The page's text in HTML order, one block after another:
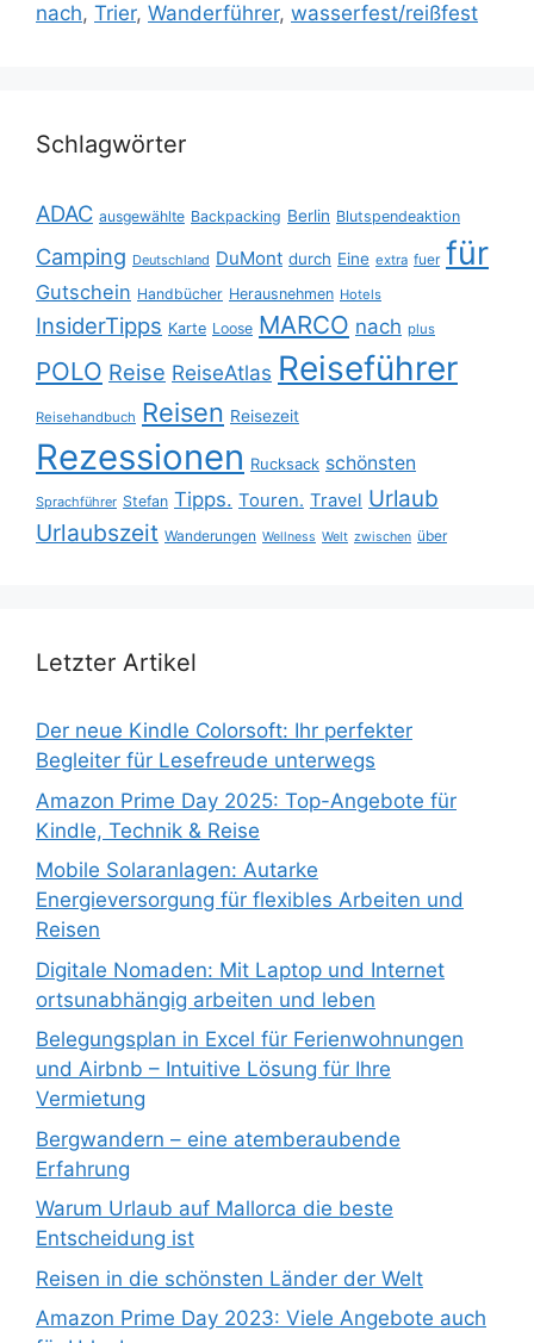
nach, Trier, Wanderführer, wasserfest/reißfest
Schlagwörter
ADAC ausgewählte Backpacking Berlin Blutspendeaktion
Camping Deutschland DuMont durch Eine extra fuer für
Gutschein Handbücher Herausnehmen Hotels
InsiderTipps Karte Loose MARCO nach plus
POLO Reise ReiseAtlas Reiseführer
Reisehandbuch Reisen Reisezeit
Rezessionen Rucksack schönsten
Sprachführer Stefan Tipps. Touren. Travel Urlaub
Urlaubszeit Wanderungen Wellness Welt zwischen über
Letzter Artikel
Der neue Kindle Colorsoft: Ihr perfekter
Begleiter für Lesefreude unterwegs
Amazon Prime Day 2025: Top-Angebote für
Kindle, Technik & Reise
Mobile Solaranlagen: Autarke
Energieversorgung für flexibles Arbeiten und
Reisen
Digitale Nomaden: Mit Laptop und Internet
ortsunabhängig arbeiten und leben
Belegungsplan in Excel für Ferienwohnungen
und Airbnb – Intuitive Lösung für Ihre
Vermietung
Bergwandern – eine atemberaubende
Erfahrung
Warum Urlaub auf Mallorca die beste
Entscheidung ist
Reisen in die schönsten Länder der Welt
Amazon Prime Day 2023: Viele Angebote auch